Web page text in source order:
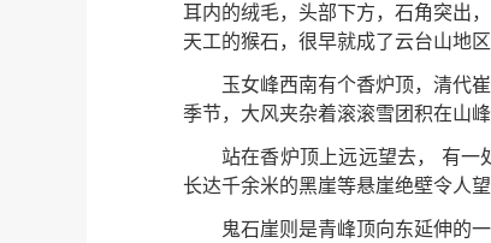
耳内的绒毛，头部下方，石角突出
天工的猴石，很早就成了云台山地区
玉女峰西南有个香炉顶，清代
季节，大风夹杂着滚滚雪团积在山
站在香炉顶上远远望去， 有一
长达千余米的黑崖等悬崖绝壁令人望
鬼石崖则是青峰顶向东延伸的